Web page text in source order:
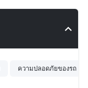
ความปลอดภัยของรถ